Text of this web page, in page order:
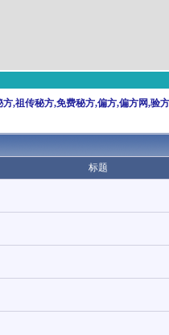
,祖传秘方,免费秘方,偏方,偏方网,验
标题